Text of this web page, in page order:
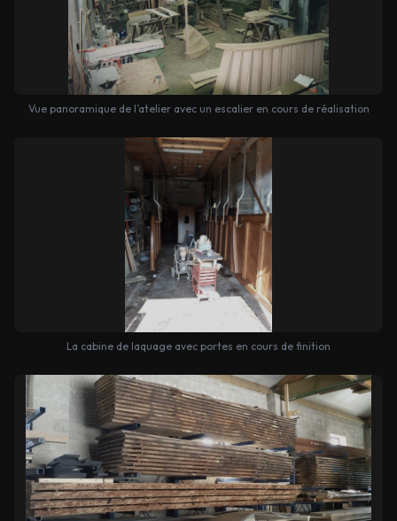
Vue panoramique de l’atelier avec un escalier en cours de réalisation
La cabine de laquage avec portes en cours de finition